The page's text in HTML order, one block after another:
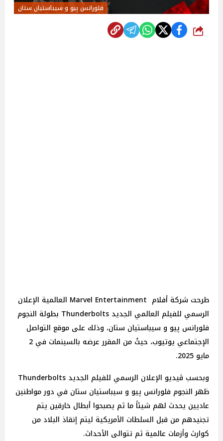
فلورانس پيو و سيباستيان ستان
شارك
طرحت شركة أفلام Marvel Entertainment العالمية الإعلان
الرسمي للفيلم العالمي الجديد Thunderbolts بطولة النجوم
فلورانس پيو و سيباستيان ستان، وذلك على موقع التواصل
الإجتماعي يوتيوب، حيثُ من المقرر عرضه بالسينمات في 2
مايو 2025.
وبحسب ڤيديو الإعلان الرسمي للفيلم الجديد Thunderbolts
ظهر النجوم فلورانس پيو و سيباستيان ستان في دور مواطنين
عاديين يحدث لهم شيئاً ما ثم يصبحوا أبطال خارقين يتم
تجنيدهم من قبل السلطات الأمريكية ليتم إنقاذ البلاد من
كوارث وأزمات عالمية ثم تتوالى الأحداث.